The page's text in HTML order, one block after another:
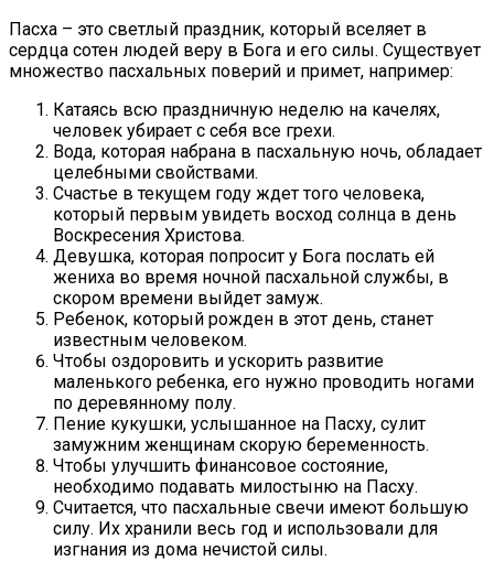
Пасха – это светлый праздник, который вселяет в
сердца сотен людей веру в Бога и его силы. Существует
множество пасхальных поверий и примет, например:
Катаясь всю праздничную неделю на качелях,
человек убирает с себя все грехи.
Вода, которая набрана в пасхальную ночь, обладает
целебными свойствами.
Счастье в текущем году ждет того человека,
который первым увидеть восход солнца в день
Воскресения Христова.
Девушка, которая попросит у Бога послать ей
жениха во время ночной пасхальной службы, в
скором времени выйдет замуж.
Ребенок, который рожден в этот день, станет
известным человеком.
Чтобы оздоровить и ускорить развитие
маленького ребенка, его нужно проводить ногами
по деревянному полу.
Пение кукушки, услышанное на Пасху, сулит
замужним женщинам скорую беременность.
Чтобы улучшить финансовое состояние,
необходимо подавать милостыню на Пасху.
Считается, что пасхальные свечи имеют большую
силу. Их хранили весь год и использовали для
изгнания из дома нечистой силы.